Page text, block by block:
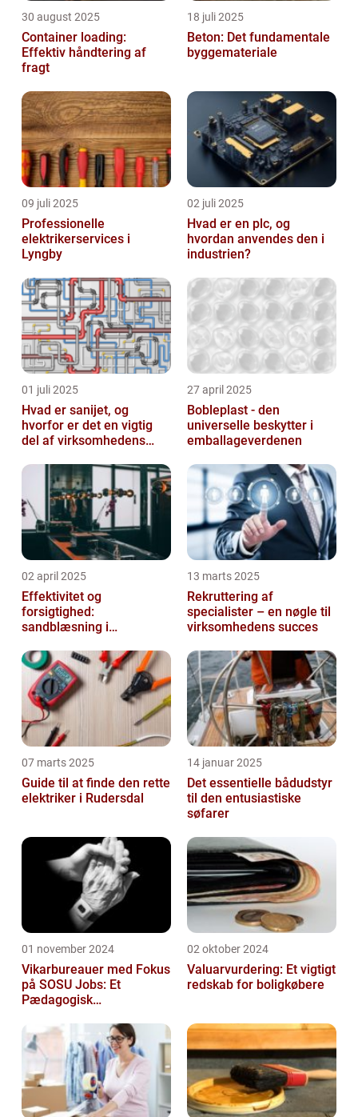
30 august 2025
Container loading:
Effektiv håndtering af
fragt
18 juli 2025
Beton: Det fundamentale
byggemateriale
09 juli 2025
Professionelle
elektrikerservices i
Lyngby
02 juli 2025
Hvad er en plc, og
hvordan anvendes den i
industrien?
01 juli 2025
Hvad er sanijet, og
hvorfor er det en vigtig
del af virksomhedens
27 april 2025
Bobleplast - den
universelle beskytter i
emballageverdenen
02 april 2025
Effektivitet og
forsigtighed:
sandblæsning i
13 marts 2025
Rekruttering af
specialister – en nøgle til
virksomhedens succes
07 marts 2025
Guide til at finde den rette
elektriker i Rudersdal
14 januar 2025
Det essentielle bådudstyr
til den entusiastiske
søfarer
01 november 2024
Vikarbureauer med Fokus
på SOSU Jobs: Et
Pædagogisk
02 oktober 2024
Valuarvurdering: Et vigtigt
redskab for boligkøbere